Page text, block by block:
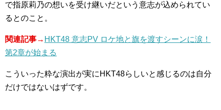
で指原莉乃の想いを受け継いだという意志が込められてい
るとのこと。
関連記事→ HKT48 意志PV ロケ地と旗を渡すシーンに涙！
第2章が始まる
こういった粋な演出が実にHKT48らしいと感じるのは自分
だけではないはずです。